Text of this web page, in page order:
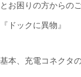
とお困りの方からの
『ドックに異物』
基本、充電コネクタ